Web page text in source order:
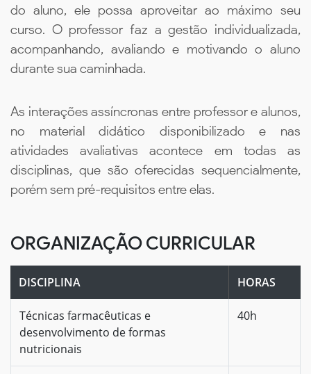
do aluno, ele possa aproveitar ao máximo seu
curso. O professor faz a gestão individualizada,
acompanhando, avaliando e motivando o aluno
durante sua caminhada.
As interações assíncronas entre professor e alunos,
no material didático disponibilizado e nas
atividades avaliativas acontece em todas as
disciplinas, que são oferecidas sequencialmente,
porém sem pré-requisitos entre elas.
ORGANIZAÇÃO CURRICULAR
DISCIPLINA HORAS
Técnicas farmacêuticas e
desenvolvimento de formas
nutricionais
40h